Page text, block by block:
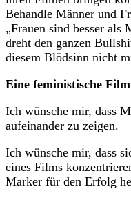
Behandle Männer und
„Frauen sind besser als
dreht den ganzen
diesem Blödsinn nicht
Eine feministische
Ich wünsche mir, dass
aufeinander zu zeigen.
Ich wünsche mir, dass
eines Films
Marker für den Erfolg